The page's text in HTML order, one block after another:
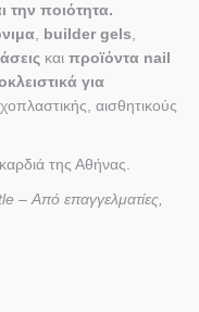
την ποιότητα.
builder gels
και προϊόντα nail
για
αισθητικούς
της Αθήνας.
– Από επαγγελματίες,